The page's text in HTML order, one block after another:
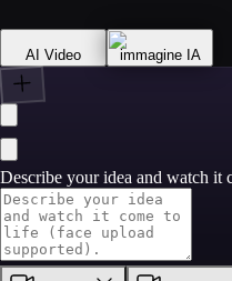
AI Video immagine IA
Describe your idea and watch it